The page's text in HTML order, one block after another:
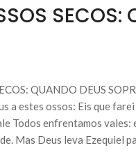
SECOS:
QUANDO DEUS
a estes ossos: Eis que
Todos enfrentamos
Mas Deus leva Ezequiel